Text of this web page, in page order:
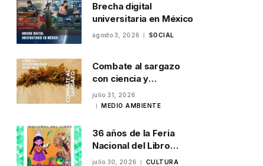
Brecha digital
universitaria en México
agosto 3, 2026 SOCIAL
Combate al sargazo
con ciencia y
sostenibilidad en
México
julio 31, 2026
MEDIO AMBIENTE
36 años de la Feria
Nacional del Libro
Infantil y Juvenil en
julio 30, 2026 CULTURA